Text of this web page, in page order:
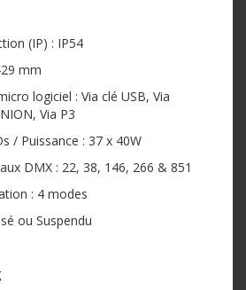
(IP) : IP54
mm
logiciel : Via clé USB, Via
Via P3
/ Puissance : 37 x 40W
DMX : 22, 38, 146, 266 & 851
: 4 modes
ou Suspendu